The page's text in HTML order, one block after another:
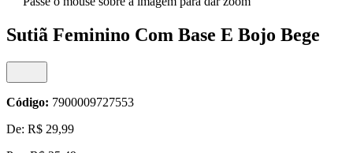
Sutiã Feminino Com Base E Bojo Bege
Código: 7900009727553
De: R$ 29,99